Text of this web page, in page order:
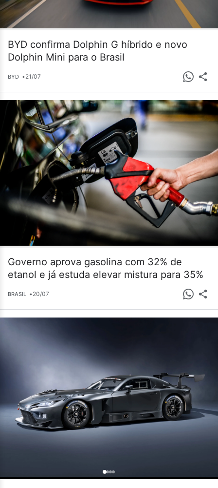
BYD confirma Dolphin G híbrido e novo
Dolphin Mini para o Brasil
BYD •21/07
Governo aprova gasolina com 32% de
etanol e já estuda elevar mistura para 35%
BRASIL •20/07